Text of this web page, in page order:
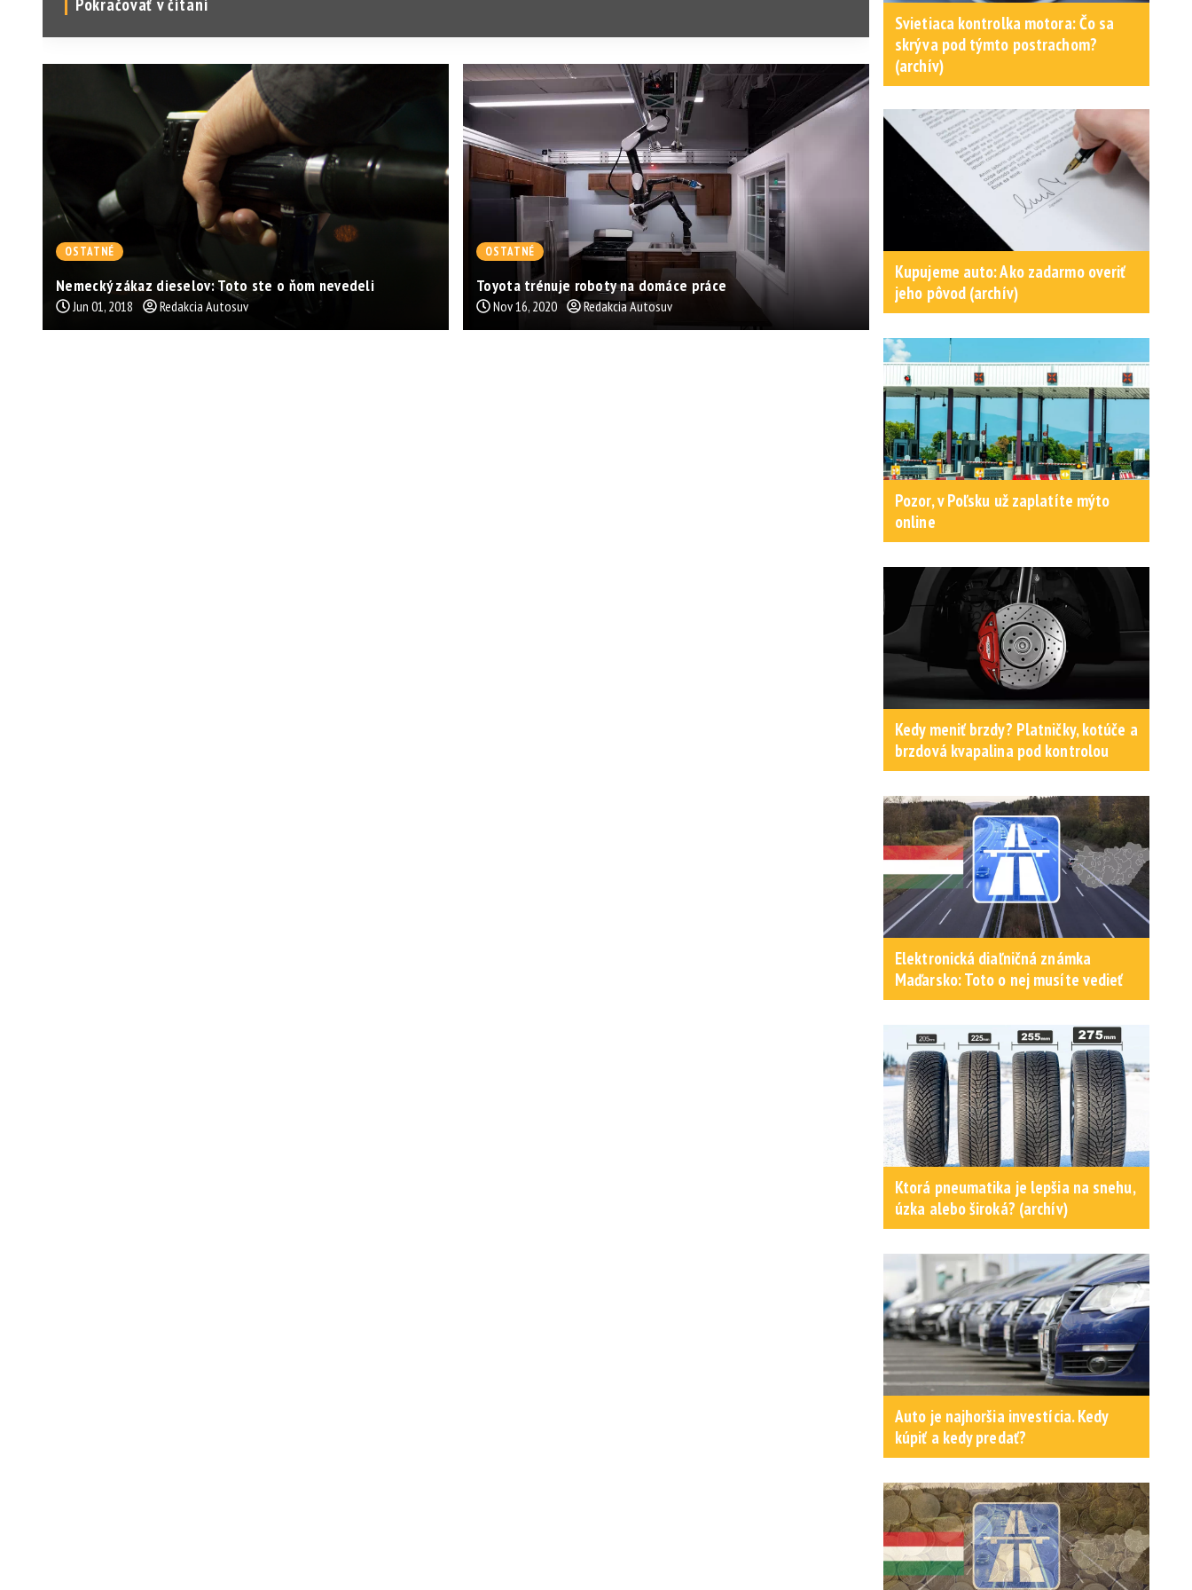
Pokračovať v čítaní
OSTATNÉ
Nemecký zákaz dieselov: Toto ste o ňom nevedeli
Jun 01, 2018 Redakcia Autosuv
OSTATNÉ
Toyota trénuje roboty na domáce práce
Nov 16, 2020 Redakcia Autosuv
Svietiaca kontrolka motora: Čo sa
skrýva pod týmto postrachom?
(archív)
Kupujeme auto: Ako zadarmo overiť
jeho pôvod (archív)
Pozor, v Poľsku už zaplatíte mýto
online
Kedy meniť brzdy? Platničky, kotúče a
brzdová kvapalina pod kontrolou
Elektronická diaľničná známka
Maďarsko: Toto o nej musíte vedieť
Ktorá pneumatika je lepšia na snehu,
úzka alebo široká? (archív)
Auto je najhoršia investícia. Kedy
kúpiť a kedy predať?